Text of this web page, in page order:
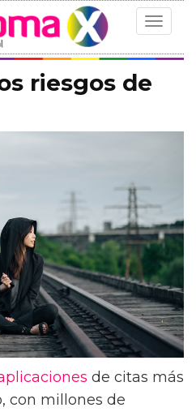
Toggle
riesgos de
de citas más
con millones de